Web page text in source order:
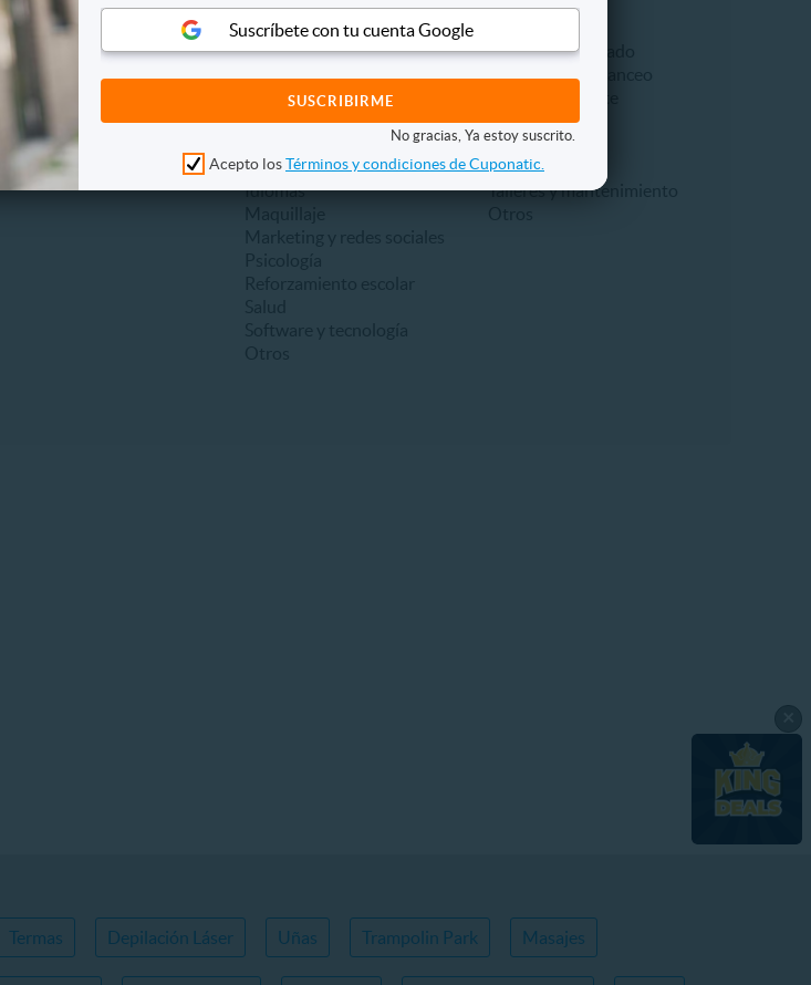
Suscríbete con tu cuenta Google
No gracias, Ya estoy suscrito.
Acepto losTérminos y condiciones de Cuponatic.
Fotografía y video
Grabación de videos
Impresión de fotos
Álbumes y photobook
Otros
Cursos y talleres
Alimentación
Canto y baile
Eventos
Fotografía
Gestión empresarial
Hotelería y turismo
Idiomas
Maquillaje
Marketing y redes sociales
Automotriz
Aire acondicionado
Alineación y balanceo
Frenos
Lavado
Seguridad
Talleres y mantenimiento
Otros
Termas Depilación Láser Uñas Trampolin Park Masajes